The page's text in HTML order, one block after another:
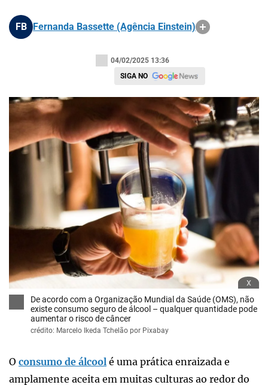
FB Fernanda Bassette (Agência Einstein)
04/02/2025 13:36
SIGA NO
x
De acordo com a Organização Mundial da Saúde (OMS), não
existe consumo seguro de álcool – qualquer quantidade pode
aumentar o risco de câncer
crédito: Marcelo Ikeda Tchelão por Pixabay
O consumo de álcool é uma prática enraizada e
amplamente aceita em muitas culturas ao redor do